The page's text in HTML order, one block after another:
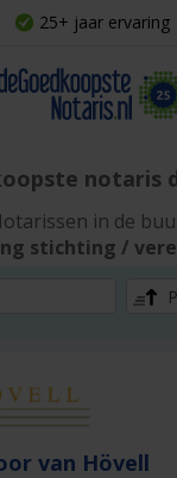
25+ jaar ervaring
notaris
in de
stichting /
van Hövell